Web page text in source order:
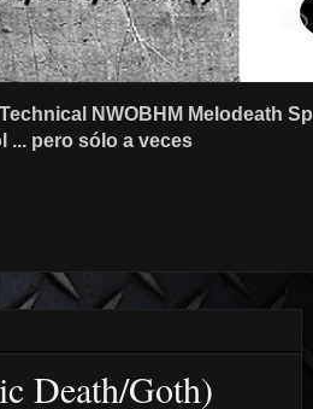
NWOBHM Melodeath
... pero sólo a veces
Death/Goth)